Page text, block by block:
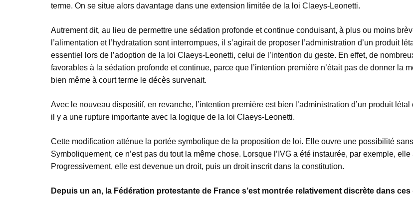
terme. On se situe alors davantage dans une extension limitée de la loi Claeys-Leonetti.
Autrement dit, au lieu de permettre une sédation profonde et continue conduisant, à plus ou moins
l’alimentation et l’hydratation sont interrompues, il s’agirait de proposer l’administration d’un produit
essentiel lors de l’adoption de la loi Claeys-Leonetti, celui de l’intention du geste. En effet, de
favorables à la sédation profonde et continue, parce que l’intention première n’était pas de donner la
bien même à court terme le décès survenait.
Avec le nouveau dispositif, en revanche, l’intention première est bien l’administration d’un produit
il y a une rupture importante avec la logique de la loi Claeys-Leonetti.
Cette modification atténue la portée symbolique de la proposition de loi. Elle ouvre une possibilité
Symboliquement, ce n’est pas du tout la même chose. Lorsque l’IVG a été instaurée, par exemple,
Progressivement, elle est devenue un droit, puis un droit inscrit dans la constitution.
Depuis un an, la Fédération protestante de France s’est montrée relativement discrète dans